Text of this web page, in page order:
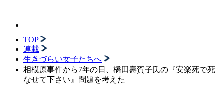
TOP
連載
生きづらい女子たちへ
相模原事件から7年の日、橋田壽賀子氏の『安楽死で死
なせて下さい』問題を考えた